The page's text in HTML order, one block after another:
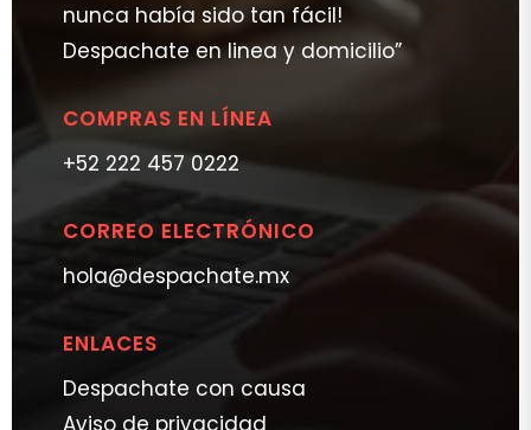
nunca había sido tan fácil!
Despachate en linea y domicilio”
COMPRAS EN LÍNEA
+52 222 457 0222
CORREO ELECTRÓNICO
hola@despachate.mx
ENLACES
Despachate con causa
Aviso de privacidad